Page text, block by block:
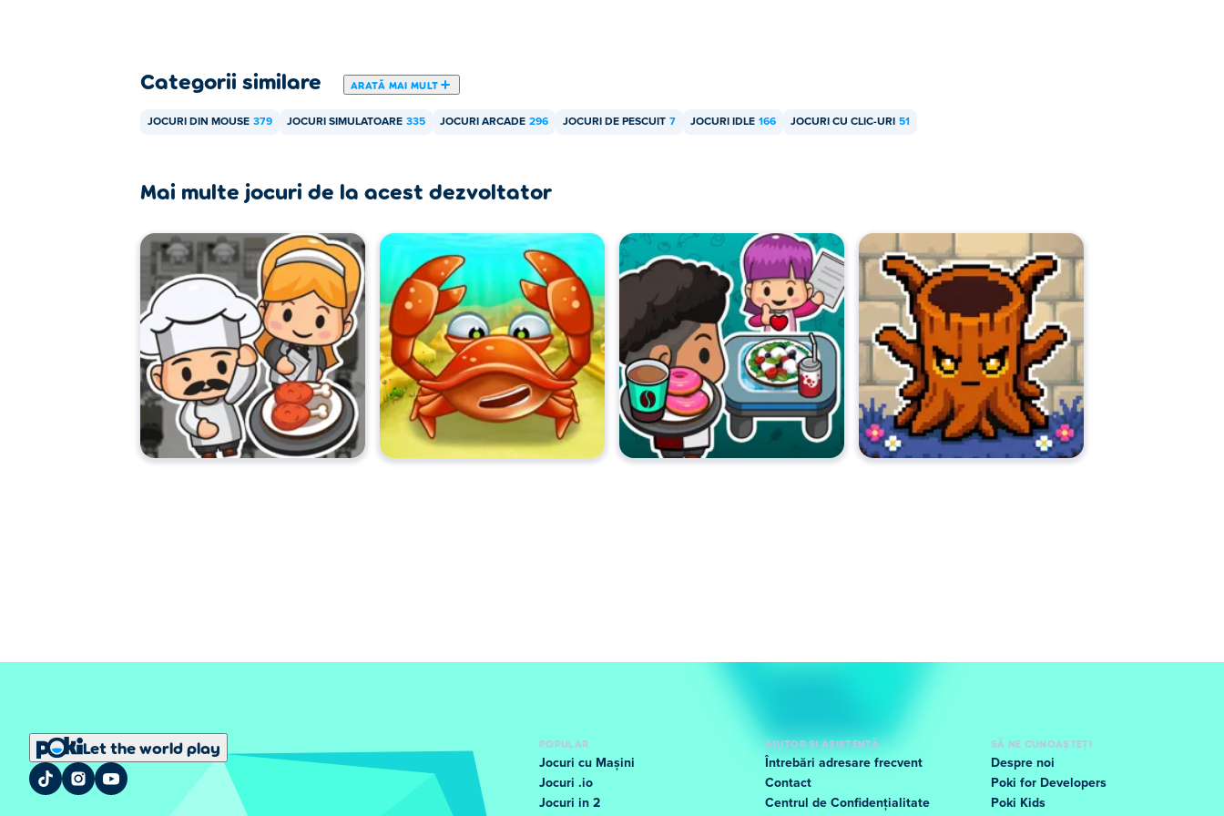
Categorii similare ARATĂ MAI MULT
JOCURI DIN MOUSE 379 JOCURI SIMULATOARE 335 JOCURI ARCADE 296 JOCURI DE PESCUIT 7 JOCURI IDLE 166 JOCURI CU CLIC-URI 51
Mai multe jocuri de la acest dezvoltator
Let the world play
POPULAR
Jocuri cu Mașini
Jocuri .io
Jocuri in 2
AJUTOR ȘI ASISTENȚĂ
Întrebări adresare frecvent
Contact
Centrul de Confidențialitate
SĂ NE CUNOAȘTEȚI
Despre noi
Poki for Developers
Poki Kids